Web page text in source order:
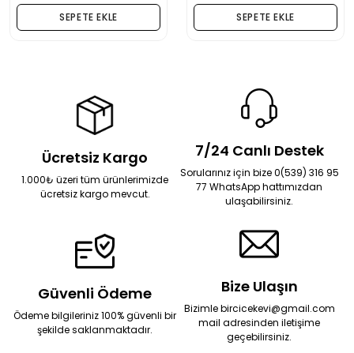
SEPETE EKLE SEPETE EKLE
Ücretsiz Kargo
1.000₺ üzeri tüm ürünlerimizde
ücretsiz kargo mevcut.
7/24 Canlı Destek
Sorularınız için bize 0(539) 316 95
77 WhatsApp hattımızdan
ulaşabilirsiniz.
Güvenli Ödeme
Ödeme bilgileriniz 100% güvenli bir
şekilde saklanmaktadır.
Bize Ulaşın
Bizimle bircicekevi@gmail.com
mail adresinden iletişime
geçebilirsiniz.